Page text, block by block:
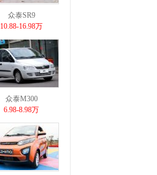
众泰SR9
10.88-16.98万
众泰M300
6.98-8.98万